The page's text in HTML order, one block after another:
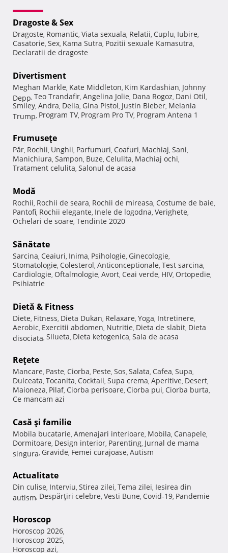
Dragoste & Sex
Dragoste, Romantic, Viata sexuala, Relatii, Cuplu, Iubire,
Casatorie, Sex, Kama Sutra, Pozitii sexuale Kamasutra,
Declaratii de dragoste
Divertisment
Meghan Markle, Kate Middleton, Kim Kardashian, Johnny
Depp, Teo Trandafir, Angelina Jolie, Dana Rogoz, Dani Otil,
Smiley, Andra, Delia, Gina Pistol, Justin Bieber, Melania
Trump, Program TV, Program Pro TV, Program Antena 1
Frumuseţe
Păr, Rochii, Unghii, Parfumuri, Coafuri, Machiaj, Sani,
Manichiura, Sampon, Buze, Celulita, Machiaj ochi,
Tratament celulita, Salonul de acasa
Modă
Rochii, Rochii de seara, Rochii de mireasa, Costume de baie,
Pantofi, Rochii elegante, Inele de logodna, Verighete,
Ochelari de soare, Tendinte 2020
Sănătate
Sarcina, Ceaiuri, Inima, Psihologie, Ginecologie,
Stomatologie, Colesterol, Anticonceptionale, Test sarcina,
Cardiologie, Oftalmologie, Avort, Ceai verde, HIV, Ortopedie,
Psihiatrie
Dietă & Fitness
Diete, Fitness, Dieta Dukan, Relaxare, Yoga, Intretinere,
Aerobic, Exercitii abdomen, Nutritie, Dieta de slabit, Dieta
disociata, Silueta, Dieta ketogenica, Sala de acasa
Reţete
Mancare, Paste, Ciorba, Peste, Sos, Salata, Cafea, Supa,
Dulceata, Tocanita, Cocktail, Supa crema, Aperitive, Desert,
Maioneza, Pilaf, Ciorba perisoare, Ciorba pui, Ciorba burta,
Ce mancam azi
Casă şi familie
Mobila bucatarie, Amenajari interioare, Mobila, Canapele,
Dormitoare, Design interior, Parenting, Jurnal de mama
singura, Gravide, Femei curajoase, Autism
Actualitate
Din culise, Interviu, Stirea zilei, Tema zilei, Iesirea din
autism, Despărţiri celebre, Vesti Bune, Covid-19, Pandemie
Horoscop
Horoscop 2026,
Horoscop 2025,
Horoscop azi,